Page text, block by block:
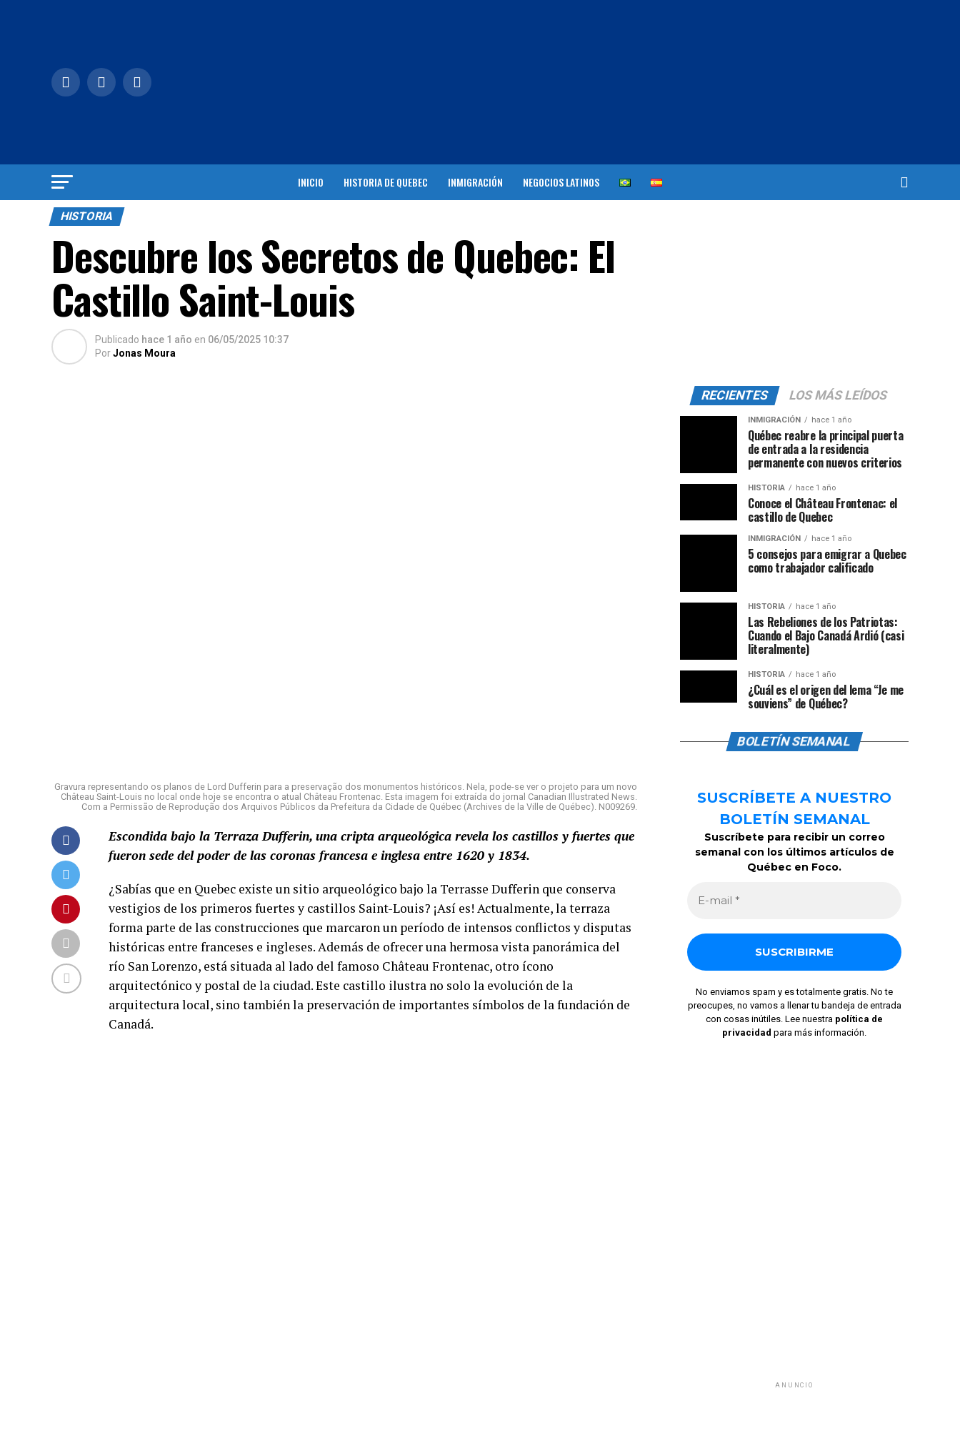
INICIO HISTORIA DE QUEBEC INMIGRACIÓN NEGOCIOS LATINOS
HISTORIA
Descubre los Secretos de Quebec: El
Castillo Saint-Louis
Publicado hace 1 año en 06/05/2025 10:37
PorJonas Moura
Gravura representando os planos de Lord Dufferin para a preservação dos monumentos históricos. Nela, pode-se ver o projeto para um novo
Château Saint-Louis no local onde hoje se encontra o atual Château Frontenac. Esta imagem foi extraída do jornal Canadian Illustrated News.
Com a Permissão de Reprodução dos Arquivos Públicos da Prefeitura da Cidade de Québec (Archives de la Ville de Québec). N009269.
Escondida bajo la Terraza Dufferin, una cripta arqueológica revela los castillos y fuertes que
fueron sede del poder de las coronas francesa e inglesa entre 1620 y 1834.
¿Sabías que en Quebec existe un sitio arqueológico bajo la Terrasse Dufferin que conserva
vestigios de los primeros fuertes y castillos Saint-Louis? ¡Así es! Actualmente, la terraza
forma parte de las construcciones que marcaron un período de intensos conflictos y disputas
históricas entre franceses e ingleses. Además de ofrecer una hermosa vista panorámica del
río San Lorenzo, está situada al lado del famoso Château Frontenac, otro ícono
arquitectónico y postal de la ciudad. Este castillo ilustra no solo la evolución de la
arquitectura local, sino también la preservación de importantes símbolos de la fundación de
Canadá.
RECIENTES LOS MÁS LEÍDOS
INMIGRACIÓN hace 1 año
Québec reabre la principal puerta
de entrada a la residencia
permanente con nuevos criterios
HISTORIA hace 1 año
Conoce el Château Frontenac: el
castillo de Quebec
INMIGRACIÓN hace 1 año
5 consejos para emigrar a Quebec
como trabajador calificado
HISTORIA hace 1 año
Las Rebeliones de los Patriotas:
Cuando el Bajo Canadá Ardió (casi
literalmente)
HISTORIA hace 1 año
¿Cuál es el origen del lema “Je me
souviens” de Québec?
BOLETÍN SEMANAL
SUSCRÍBETE A NUESTRO
BOLETÍN SEMANAL
Suscríbete para recibir un correo
semanal con los últimos artículos de
Québec en Foco.
No enviamos spam y es totalmente gratis. No te
preocupes, no vamos a llenar tu bandeja de entrada
con cosas inútiles. Lee nuestra política de
privacidad para más información.
ANUNCIO